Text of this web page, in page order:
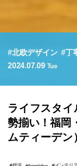
北欧デザイン
丁
2024.07.09 Tue
ライフスタイ
勢揃い！福岡
ムティーデン